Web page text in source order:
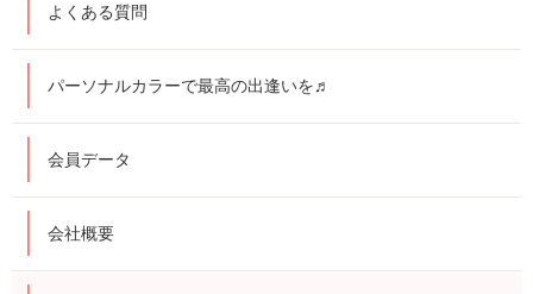
よくある質問
パーソナルカラーで最高の出逢いを♬
会員データ
会社概要